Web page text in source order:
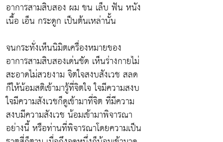
อาการสามสิบสอง ผม ขน เล็บ ฟัน หนัง
เนื้อ เอ็น กระดูก เป็นต้นเหล่านั้น
จนกระทั่งเห็นนิมิตเครื่องหมายของ
อาการสามสิบสองเด่นชัด เห็นร่างกายไม่
สะอาดไม่สวยงาม จิตใจสงบสังเวช สลด
ก็ให้น้อมสติเข้ามารู้ที่จิตใจ ใจมีความสงบ
ใจมีความสังเวชก็ดูเข้ามาที่จิต ที่มีความ
สงบมีความสังเวช น้อมเข้ามาพิจารณา
อย่างนี้ หรือท่านที่พิจารณาโดยความเป็น